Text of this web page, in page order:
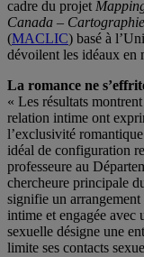
cadre du projet
Canada –
(MACLIC) basé à
dévoilent les idéaux en
La romance ne
« Les résultats
relation intime ont
l’exclusivité
idéal de configuration
professeure au
chercheure principale
signifie un
intime et engagée avec
sexuelle désigne une
limite ses contacts